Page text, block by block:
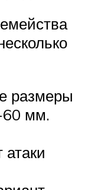
размеры
60 мм.